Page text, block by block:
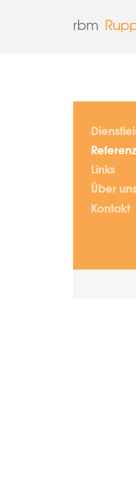
rbm
Links
Über
Kontakt